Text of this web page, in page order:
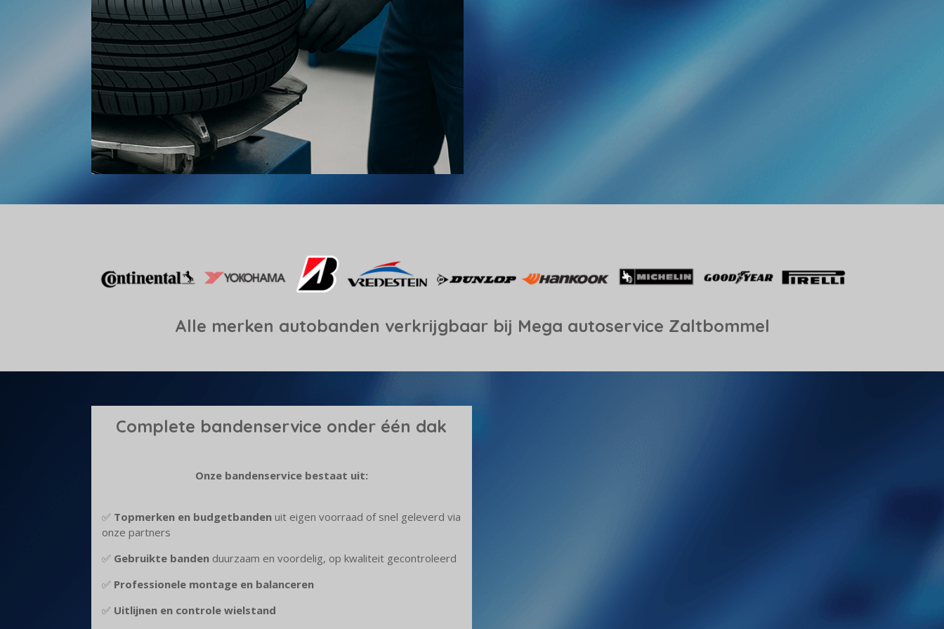
Alle merken autobanden verkrijgbaar bij Mega autoservice Zaltbommel
Complete bandenservice onder één dak
Onze bandenservice bestaat uit:
✅ Topmerken en budgetbandenuit eigen voorraad of snel geleverd via
onze partners
✅ Gebruikte bandenduurzaam en voordelig, op kwaliteit gecontroleerd
✅ Professionele montage en balanceren
✅ Uitlijnen en controle wielstand